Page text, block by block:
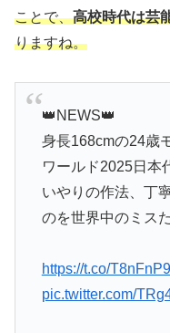
ことで、高校時代は芸
りますね。
👑NEWS👑
身長168cmの24歳
ワールド2025日本
いやりの作法、丁
のを世界中のミス
https://t.co/
pic.twitter.com/